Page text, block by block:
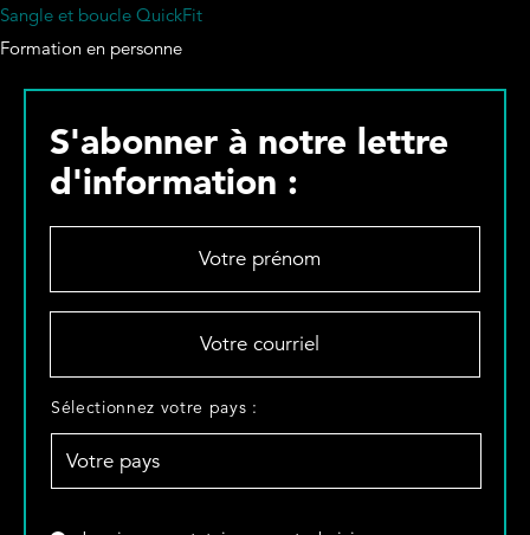
Sangle et boucle QuickFit
Formation en personne
S'abonner à notre lettre
d'information :
t
r
é
t
r
e
S
é
e
Sélectionnez votre pays :